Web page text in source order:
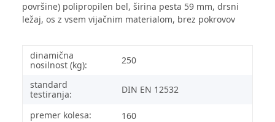
površine) polipropilen bel, širina pesta 59 mm, drsni
ležaj, os z vsem vijačnim materialom, brez pokrovov
dinamična
nosilnost (kg):
250
standard
testiranja:
DIN EN 12532
premer kolesa:
160